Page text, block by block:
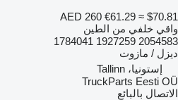
AED 260 €61.29 ≈ $70.81
واقي خلفي من الطين
2054583 1927259 1784041
ديزل / مازوت
إستونيا، Tallinn
TruckParts Eesti OÜ
الاتصال بالبائع